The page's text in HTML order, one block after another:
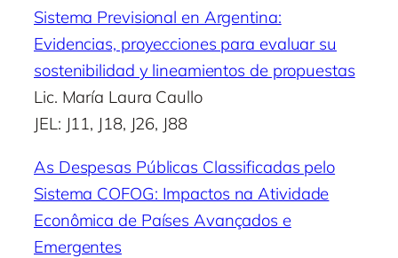
Sistema Previsional en Argentina:
Evidencias, proyecciones para evaluar su
sostenibilidad y lineamientos de propuestas
Lic. María Laura Caullo
JEL: J11, J18, J26, J88
As Despesas Públicas Classificadas pelo
Sistema COFOG: Impactos na Atividade
Econômica de Países Avançados e
Emergentes